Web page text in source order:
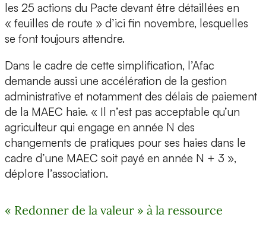
les 25 actions du Pacte devant être détaillées en
« feuilles de route » d’ici fin novembre, lesquelles
se font toujours attendre.
Dans le cadre de cette simplification, l’Afac
demande aussi une accélération de la gestion
administrative et notamment des délais de paiement
de la MAEC haie. « Il n’est pas acceptable qu’un
agriculteur qui engage en année N des
changements de pratiques pour ses haies dans le
cadre d’une MAEC soit payé en année N + 3 »,
déplore l’association.
« Redonner de la valeur » à la ressource